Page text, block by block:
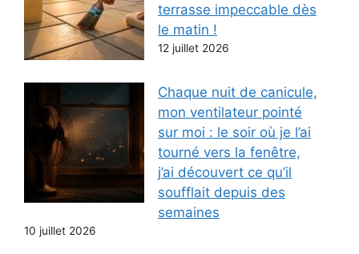
terrasse impeccable dès
le matin !
12 juillet 2026
Chaque nuit de canicule,
mon ventilateur pointé
sur moi : le soir où je l’ai
tourné vers la fenêtre,
j’ai découvert ce qu’il
soufflait depuis des
semaines
10 juillet 2026